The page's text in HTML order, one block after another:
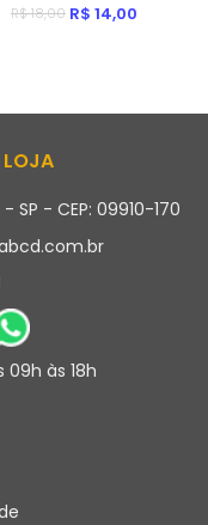
R$ 18,00 R$ 14,00
LOJA
- CEP: 09910-170
09h às 18h